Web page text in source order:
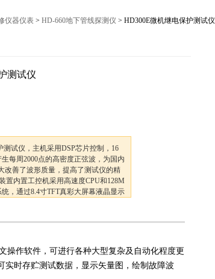
仪器仪表 > HD-660地下管线探测仪 > HD300E微机继电保护测试仪
测试仪
测试仪，主机采用DSP芯片控制，16
每周2000点的高密度正弦波，为国内
改善了波形质量，提高了测试仪的精
置内置工控机采用高速度CPU和128M
，通过8.4寸TFT真彩大屏幕液晶显示
安
操作软件，可进行各种大型复杂及自动化程度更
时存贮测试数据，显示矢量图，绘制故障波